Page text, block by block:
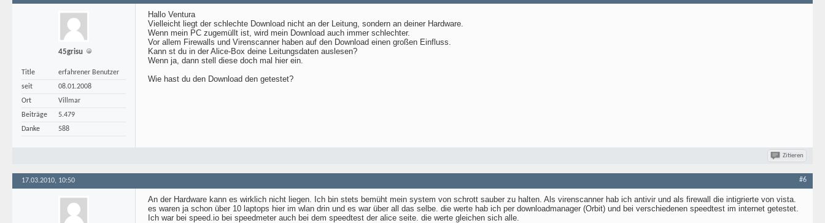
45grisu
Title
erfahrener Benutzer
seit
08.01.2008
Ort
Villmar
Beiträge
5.479
Danke
588
Hallo Ventura
Vielleicht liegt der schlechte Download nicht an der Leitung, sondern an deiner Hardware.
Wenn mein PC zugemüllt ist, wird mein Download auch immer schlechter.
Vor allem Firewalls und Virenscanner haben auf den Download einen großen Einfluss.
Kann st du in der Alice-Box deine Leitungsdaten auslesen?
Wenn ja, dann stell diese doch mal hier ein.
Wie hast du den Download den getestet?
Zitieren
17.03.2010, 10:50 #6
An der Hardware kann es wirklich nicht liegen. Ich bin stets bemüht mein system von schrott sauber zu halten. Als virenscanner hab ich antivir und als firewall die intigrierte von vista.
es waren ja schon über 10 laptops hier im wlan drin und es war über all das selbe. die werte hab ich per downloadmanager (Orbit) und bei verschiedenen speedtest im internet getestet.
Ich war bei speed.io bei speedmeter auch bei dem speedtest der alice seite. die werte gleichen sich alle.